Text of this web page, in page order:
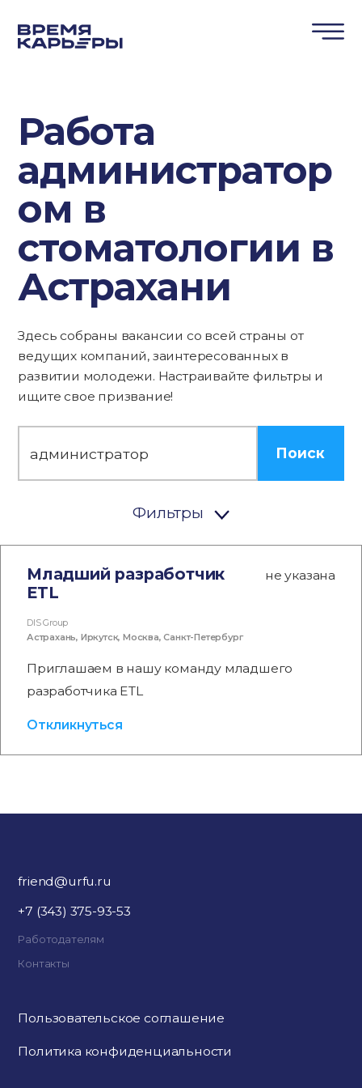
Работа
администратор
ом в
стоматологии в
Астрахани
Здесь собраны вакансии со всей страны от
ведущих компаний, заинтересованных в
развитии молодежи. Настраивайте фильтры и
ищите свое призвание!
Поиск
Фильтры
Младший разработчик
ETL
не указана
DIS Group
Астрахань, Иркутск,Москва,Санкт-Петербург
Приглашаем в нашу команду младшего
разработчика ETL
Откликнуться
friend@urfu.ru
+7 (343) 375-93-53
Работодателям
Контакты
Пользовательское соглашение
Политика конфиденциальности